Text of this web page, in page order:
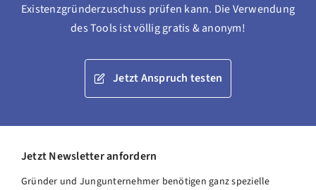
Existenzgründerzuschuss prüfen kann. Die Verwendung
des Tools ist völlig gratis & anonym!
Jetzt Anspruch testen
Jetzt Newsletter anfordern
Gründer und Jungunternehmer benötigen ganz spezielle